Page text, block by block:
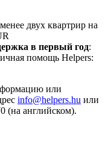
двух квартрир на
в первый год:
помощь Helpers:
или
info@helpers.hu или
(на английском).